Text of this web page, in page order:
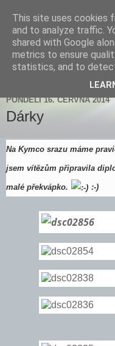
Zdenička
PONDĚLÍ 16. ČERVNA 2014
Dárky
Na Kymco srazu máme
jsem vítězům připravila
malé překvápko. :-)
This site uses cookies
and to analyze traffic.
shared with Google
metrics to ensure
statistics, and to